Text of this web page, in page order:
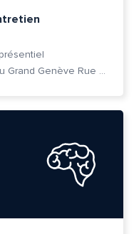
Cité des Métiers du Grand Genève Rue Prévost-Martin 6 1205 Genève